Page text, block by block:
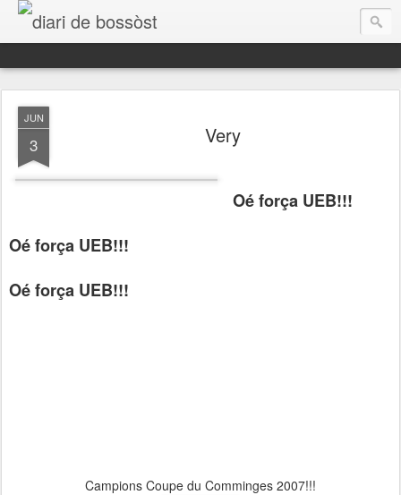
diari de bossòst
Aguest ei des d'aué eth mèn espaci de reflexions personaus, era banda sonora dera mia vida.
JUN
3 Very
Oé força UEB!!!
Oé força UEB!!!
Oé força UEB!!!
Campions Coupe du Comminges 2007!!!